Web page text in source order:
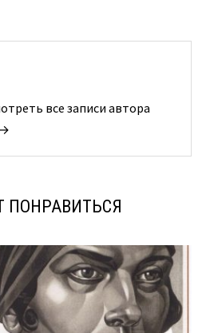
все записи автора
ПОНРАВИТЬСЯ